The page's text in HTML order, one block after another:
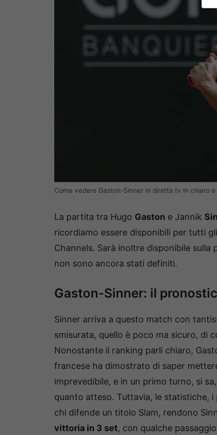
Come vedere Gaston-Sinner in diretta tv in chiaro
La partita tra Hugo Gaston e Jannik
ricordiamo essere disponibili per tutti
Channels. Sarà inoltre disponibile sulla
non sono ancora stati definiti.
Gaston-Sinner: il
Sinner arriva a questo match con
smisurata, quello è poco ma sicuro, di
Nonostante il ranking parli chiaro,
francese ha dimostrato di saper
imprevedibile, e in un primo turno, si
quanto atteso. Tuttavia, le statistiche,
chi difende un titolo Slam, rendono
vittoria in 3 set, con qualche